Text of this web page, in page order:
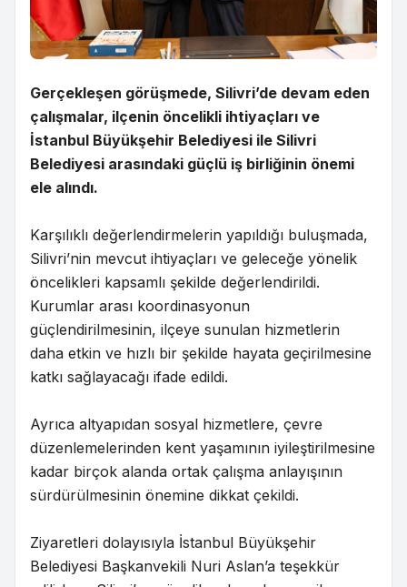
Gerçekleşen görüşmede, Silivri’de devam eden
çalışmalar, ilçenin öncelikli ihtiyaçları ve
İstanbul Büyükşehir Belediyesi ile Silivri
Belediyesi arasındaki güçlü iş birliğinin önemi
ele alındı.
Karşılıklı değerlendirmelerin yapıldığı buluşmada,
Silivri’nin mevcut ihtiyaçları ve geleceğe yönelik
öncelikleri kapsamlı şekilde değerlendirildi.
Kurumlar arası koordinasyonun
güçlendirilmesinin, ilçeye sunulan hizmetlerin
daha etkin ve hızlı bir şekilde hayata geçirilmesine
katkı sağlayacağı ifade edildi.
Ayrıca altyapıdan sosyal hizmetlere, çevre
düzenlemelerinden kent yaşamının iyileştirilmesine
kadar birçok alanda ortak çalışma anlayışının
sürdürülmesinin önemine dikkat çekildi.
Ziyaretleri dolayısıyla İstanbul Büyükşehir
Belediyesi Başkanvekili Nuri Aslan’a teşekkür